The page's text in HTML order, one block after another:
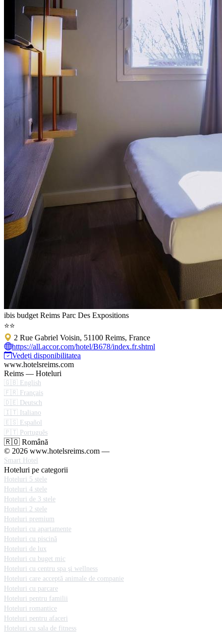
ibis budget Reims Parc Des Expositions
⭐⭐
2 Rue Gabriel Voisin, 51100 Reims, France
https://all.accor.com/hotel/B678/index.fr.shtml
Vedeți disponibilitatea
www.hotelsreims.com
Reims — Hoteluri
🇬🇧 English
🇫🇷 Français
🇩🇪 Deutsch
🇮🇹 Italiano
🇪🇸 Español
🇵🇹 Português
🇷🇴 Română
© 2026 www.hotelsreims.com —
Smart Hotel
Hoteluri pe categorii
Hoteluri 5 stele
Hoteluri 4 stele
Hoteluri de 3 stele
Hoteluri 2 stele
Hoteluri premium
Hoteluri cu apartamente
Hoteluri cu piscină
Hoteluri de lux
Hoteluri cu buget mic
Hoteluri cu centru spa şi wellness
Hoteluri care acceptă animale de companie
Hoteluri cu parcare
Hoteluri pentru familii
Hoteluri romantice
Hoteluri pentru afaceri
Hoteluri cu sala de fitness